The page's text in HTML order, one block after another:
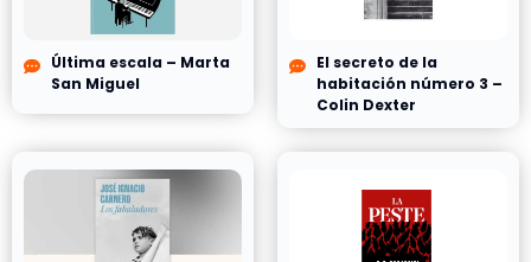
Última escala – Marta
San Miguel
El secreto de la
habitación número 3 –
Colin Dexter